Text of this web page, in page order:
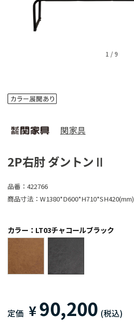
1 /9
関家具
2P右肘 ダントンⅡ
品番： 422766
商品寸法： W1380*D600*H710*SH420(mm)
カラー：LT03チャコールブラック
定価 ¥90,200 (税込)